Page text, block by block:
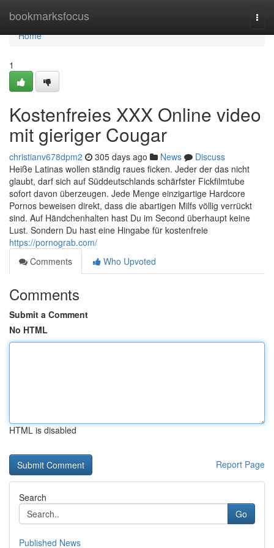
bookmarksfocus
Home
Home
1
Kostenfreies XXX Online video
mit gieriger Cougar
christianv678dpm2 305 days ago News
Discuss
Heiße Latinas wollen ständig raues ficken. Jeder der das nicht
glaubt, darf sich auf Süddeutschlands schärfster Fickfilmtube
sofort davon überzeugen. Jede Menge einzigartige Hardcore
Pornos beweisen direkt, dass die abartigen Milfs völlig verrückt
sind. Auf Händchenhalten hast Du im Second überhaupt keine
Lust. Sondern Du hast eine Hingabe für kostenfreie
https://pornograb.com/
Comments
Who Upvoted
Comments
Submit a Comment
No HTML
HTML is disabled
Report Page
Search
Go
Published News